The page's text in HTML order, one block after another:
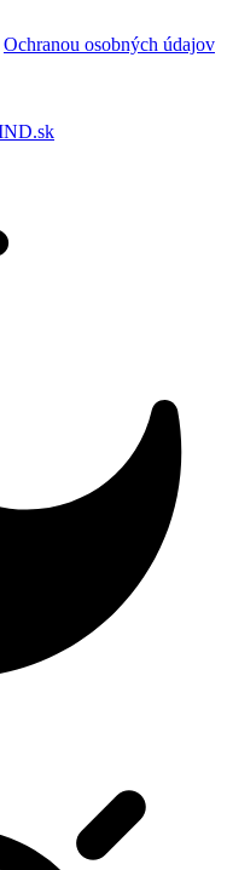
Ochranou osobných údajov